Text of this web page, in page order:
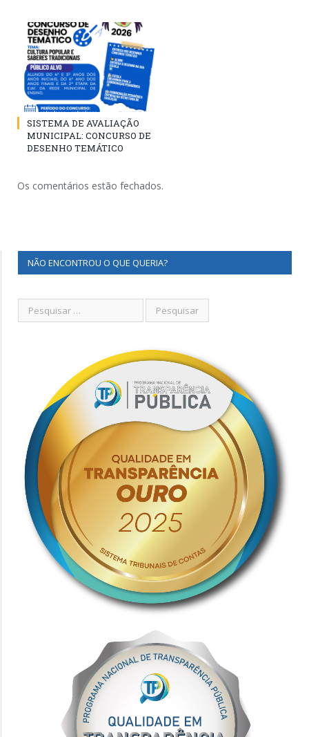
SISTEMA DE AVALIAÇÃO
MUNICIPAL: CONCURSO DE
DESENHO TEMÁTICO
Os comentários estão fechados.
NÃO ENCONTROU O QUE QUERIA?